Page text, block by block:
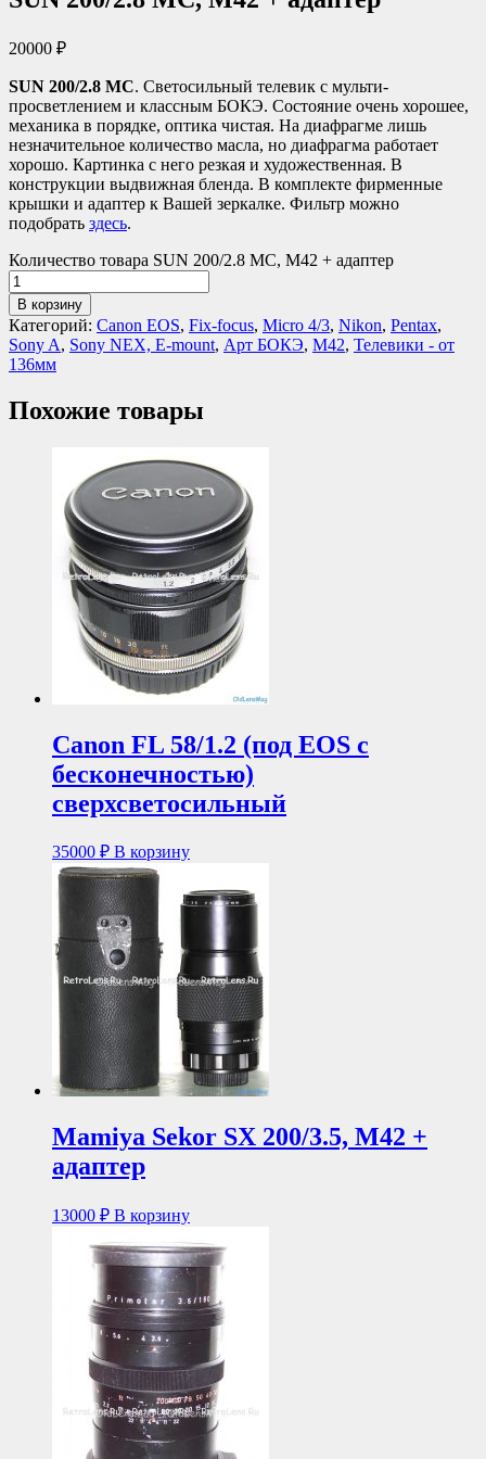
20000 ₽
SUN 200/2.8 MC. Светосильный телевик с мульти-
просветлением и классным БОКЭ. Состояние очень хорошее,
механика в порядке, оптика чистая. На диафрагме лишь
незначительное количество масла, но диафрагма работает
хорошо. Картинка с него резкая и художественная. В
конструкции выдвижная бленда. В комплекте фирменные
крышки и адаптер к Вашей зеркалке. Фильтр можно
подобрать здесь.
Количество товара SUN 200/2.8 MC, М42 + адаптер
В корзину
Категорий: Canon EOS, Fix-focus, Micro 4/3, Nikon, Pentax,
Sony A, Sony NEX, E-mount, Арт БОКЭ, М42, Телевики - от
136мм
Похожие товары
Canon FL 58/1.2 (под EOS с
бесконечностью)
сверхсветосильный
35000 ₽ В корзину
Mamiya Sekor SX 200/3.5, M42 +
адаптер
13000 ₽ В корзину